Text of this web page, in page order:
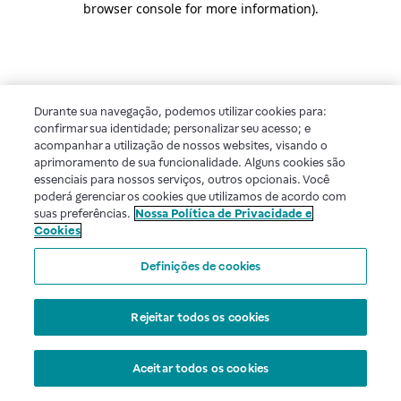
browser console for more information).
Durante sua navegação, podemos utilizar cookies para:
confirmar sua identidade; personalizar seu acesso; e
acompanhar a utilização de nossos websites, visando o
aprimoramento de sua funcionalidade. Alguns cookies são
essenciais para nossos serviços, outros opcionais. Você
poderá gerenciar os cookies que utilizamos de acordo com
suas preferências. Nossa Política de Privacidade e
Cookies
Definições de cookies
Rejeitar todos os cookies
Aceitar todos os cookies